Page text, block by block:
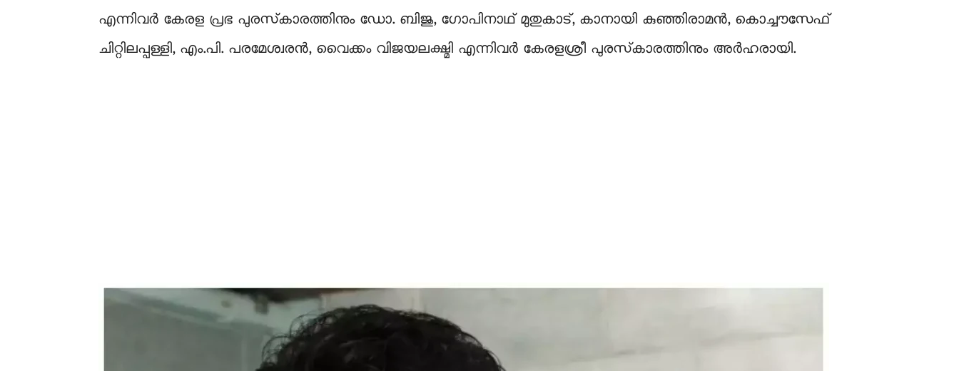
എന്നിവർ കേരള പ്രഭ പുരസ്‌കാരത്തിനും ഡോ. ബിജു, ഗോപിനാഥ് മുതുകാട്, കാനായി കുഞ്ഞിരാമൻ, കൊച്ചൗസേഫ്
ചിറ്റിലപ്പള്ളി, എം.പി. പരമേശ്വരൻ, വൈക്കം വിജയലക്ഷ്മി എന്നിവർ കേരളശ്രീ പുരസ്‌കാരത്തിനും അർഹരായി.